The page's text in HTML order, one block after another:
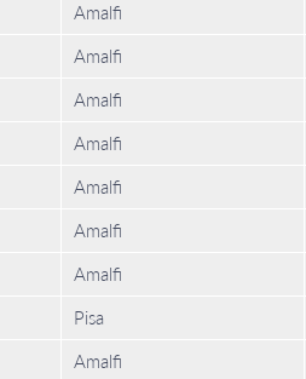
Amalfi
Amalfi
Amalfi
Amalfi
Amalfi
Amalfi
Amalfi
Pisa
Amalfi